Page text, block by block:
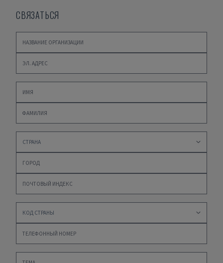
СВЯЗАТЬСЯ